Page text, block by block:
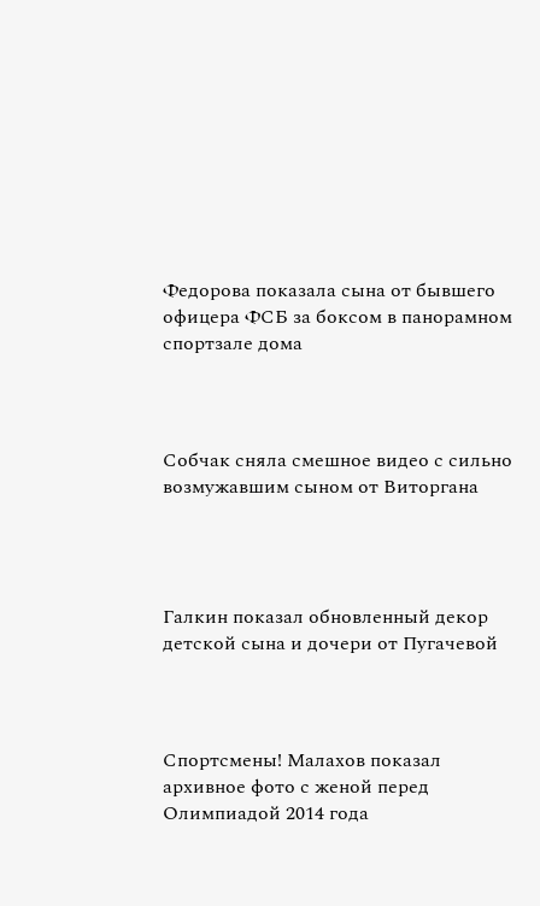
Федорова показала сына от бывшего
офицера ФСБ за боксом в панорамном
спортзале дома
Собчак сняла смешное видео с сильно
возмужавшим сыном от Виторгана
Галкин показал обновленный декор
детской сына и дочери от Пугачевой
Спортсмены! Малахов показал
архивное фото с женой перед
Олимпиадой 2014 года